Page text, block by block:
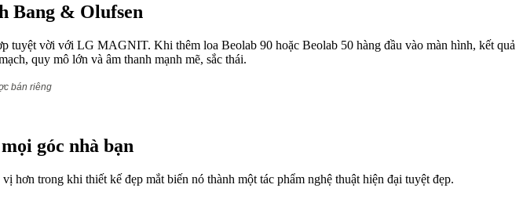
Bang & Olufsen
tuyệt vời với LG MAGNIT. Khi thêm loa Beolab 90 hoặc Beolab 50 hàng đầu vào màn hình, kết quả
quy mô lớn và âm thanh mạnh mẽ, sắc thái.
bán riêng
góc nhà bạn
trong khi thiết kế đẹp mắt biến nó thành một tác phẩm nghệ thuật hiện đại tuyệt đẹp.